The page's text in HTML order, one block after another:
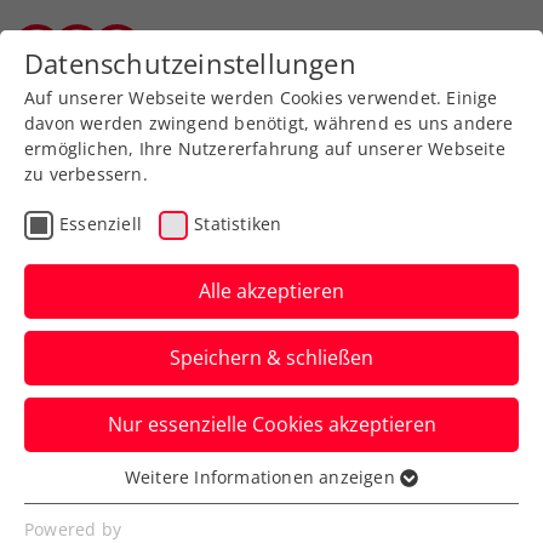
Zurück zur Newsübersicht
Turniere
Maria Lanzendorf Open:
Rabl schrammt am
Doppel-Heimsieg vorbei
Das 17-jährige ÖTV-Ass wird beim ITF-
J100-Jugendturnier in Niederösterreich
erst im Finale gestoppt.
Verfasst von: Manuel Wachta, 02.10.2024
Datenschutzeinstellungen
Auf unserer Webseite werden Cookies verwendet. Einige
davon werden zwingend benötigt, während es uns andere
ermöglichen, Ihre Nutzererfahrung auf unserer Webseite
zu verbessern.
Essenziell Statistiken
Alle akzeptieren
Speichern & schließen
Nur essenzielle Cookies akzeptieren
Essenziell
Essenzielle Cookies werden für grundlegende
Weitere Informationen anzeigen
Powered by